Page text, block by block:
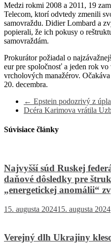
Medzi rokmi 2008 a 2011, 19
Telecom, ktorí odvtedy zmenili
samovraždu. Didier Lombard a
popierali, že ich pokusy o
samovraždám.
Prokurátor požiadal o
eur pre spoločnosť a jeden rok
vrcholových manažérov.
20. decembra.
← Epstein podozrivý z
Dcéra Karimova vrátila
Súvisiace články
Najvyšší súd Ruskej
daňové dôsledky pre
„energetickej anomálii“
15. augusta 202415. augusta 2024
Verejný dlh Ukrajiny